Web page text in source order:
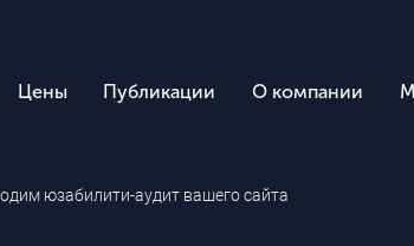
Цены Публикации О компании
юзабилити-аудит вашего сайта